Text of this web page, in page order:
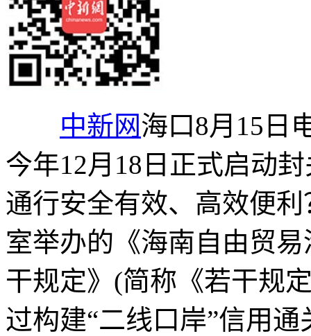
中新网海口8月15日
今年12月18日正式启动
通行安全有效、高效便
室举办的《海南自由贸
干规定》(简称《若干规
过构建“二线口岸”信用